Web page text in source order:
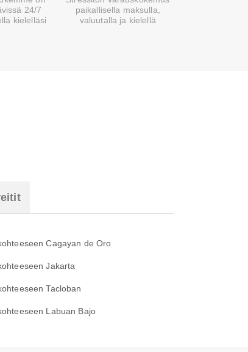
24/7
kielelläsi
paikallisella maksulla,
valuutalla ja kielellä
Cagayan de Oro
Jakarta
Tacloban
Labuan Bajo